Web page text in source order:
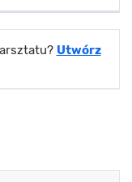
Utwórz